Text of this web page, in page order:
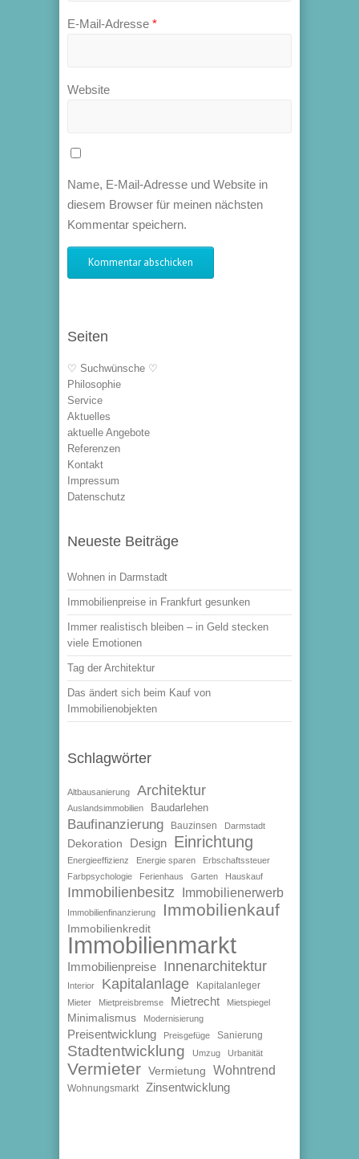
E-Mail-Adresse *
Website
Name, E-Mail-Adresse und Website in
diesem Browser für meinen nächsten
Kommentar speichern.
Seiten
♡ Suchwünsche ♡
Philosophie
Service
Aktuelles
aktuelle Angebote
Referenzen
Kontakt
Impressum
Datenschutz
Neueste Beiträge
Wohnen in Darmstadt
Immobilienpreise in Frankfurt gesunken
Immer realistisch bleiben – in Geld stecken
viele Emotionen
Tag der Architektur
Das ändert sich beim Kauf von
Immobilienobjekten
Schlagwörter
Altbausanierung Architektur
Auslandsimmobilien Baudarlehen
Baufinanzierung Bauzinsen Darmstadt
Dekoration Design Einrichtung
Energieeffizienz Energie sparen
Erbschaftssteuer
Farbpsychologie
Ferienhaus Garten Hauskauf
Immobilienbesitz Immobilienerwerb
Immobilienfinanzierung Immobilienkauf
Immobilienkredit
Immobilienmarkt
Immobilienpreise Innenarchitektur
Interior Kapitalanlage Kapitalanleger
Mieter Mietpreisbremse Mietrecht Mietspiegel
Minimalismus Modernisierung
Preisentwicklung Preisgefüge Sanierung
Stadtentwicklung Umzug Urbanität
Vermieter Vermietung Wohntrend
Wohnungsmarkt Zinsentwicklung